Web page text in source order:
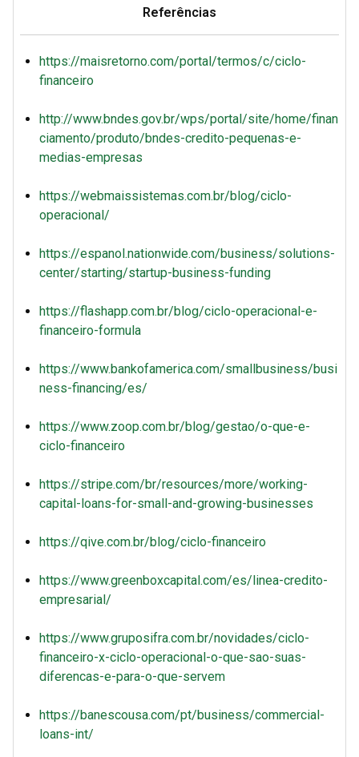
Referências
https://maisretorno.com/portal/termos/c/ciclo-
financeiro
http://www.bndes.gov.br/wps/portal/site/home/finan
ciamento/produto/bndes-credito-pequenas-e-
medias-empresas
https://webmaissistemas.com.br/blog/ciclo-
operacional/
https://espanol.nationwide.com/business/solutions-
center/starting/startup-business-funding
https://flashapp.com.br/blog/ciclo-operacional-e-
financeiro-formula
https://www.bankofamerica.com/smallbusiness/busi
ness-financing/es/
https://www.zoop.com.br/blog/gestao/o-que-e-
ciclo-financeiro
https://stripe.com/br/resources/more/working-
capital-loans-for-small-and-growing-businesses
https://qive.com.br/blog/ciclo-financeiro
https://www.greenboxcapital.com/es/linea-credito-
empresarial/
https://www.gruposifra.com.br/novidades/ciclo-
financeiro-x-ciclo-operacional-o-que-sao-suas-
diferencas-e-para-o-que-servem
https://banescousa.com/pt/business/commercial-
loans-int/